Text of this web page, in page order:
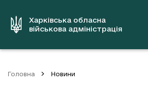
вмістуХарківська обласна
військова адміністрація
Головна Новини